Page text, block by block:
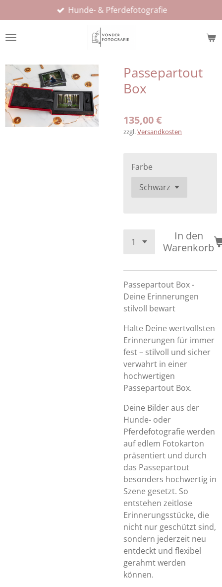
Hauptinhalt
springen
Hunde- & Pferdefotografie
Passepartout
Box
135,00 €
zzgl.Versandkosten
Farbe
In den
Warenkorb
Passepartout Box -
Deine Erinnerungen
stilvoll bewart
Halte Deine wertvollsten
Erinnerungen für immer
fest – stilvoll und sicher
verwahrt in einer
hochwertigen
Passepartout Box.
Deine Bilder aus der
Hunde- oder
Pferdefotografie werden
auf edlem Fotokarton
präsentiert und durch
das Passepartout
besonders hochwertig in
Szene gesetzt. So
entstehen zeitlose
Erinnerungsstücke, die
nicht nur geschützt sind,
sondern jederzeit neu
entdeckt und flexibel
gerahmt werden
können.